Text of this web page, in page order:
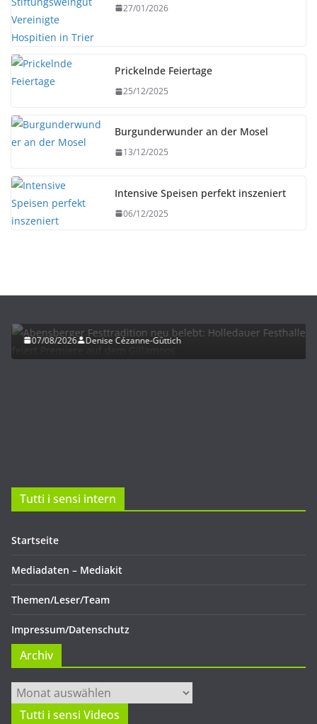
27/01/2026
Prickelnde Feiertage
25/12/2025
Burgunderwunder an der Mosel
13/12/2025
Intensive Speisen perfekt inszeniert
06/12/2025
07/08/2026 Denise Cézanne-Güttich
Tutti i sensi intern
Startseite
Mediadaten – Mediakit
Themen/Leser/Team
Impressum/Datenschutz
Archiv
Archiv
Tutti i sensi Videos